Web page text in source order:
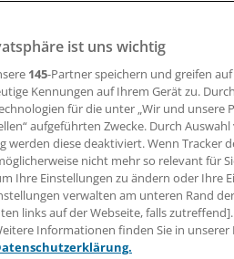
mit HIV, die eine komplexe
Einzel-Tabletten-Regime
Lenacapavir eine Option sein.
offenbar geeignet.
Leserin, lieber
Beitrag können Sie
Jetzt anmelden »
ist uns wichtig
145-Partner speichern und greifen
Kennungen auf Ihrem Gerät zu.
für die unter „Wir und
aufgeführten Zwecke. Durch
werden diese deaktiviert. Wenn Tracker
nicht mehr so relevant für
Ihre Einstellungen zu ändern oder Ihre
verwalten am unteren Rand
links auf der Webseite, falls
Informationen finden Sie in